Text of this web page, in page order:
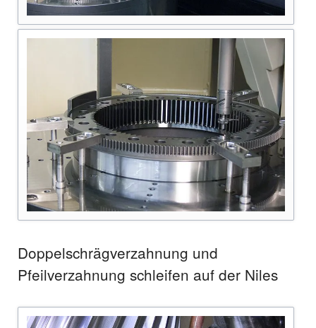
Doppelschrägverzahnung und
Pfeilverzahnung schleifen auf der Niles